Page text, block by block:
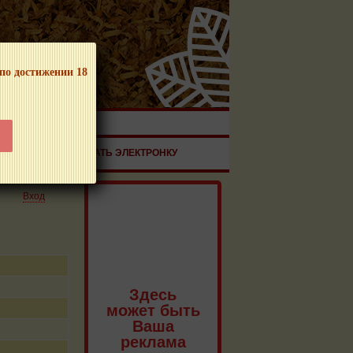
достижении 18
ПРОДУКЦИИ!
ЗАКАЗАТЬ ЭЛЕКТРОНКУ
Вход
Здесь
может быть
Ваша
реклама